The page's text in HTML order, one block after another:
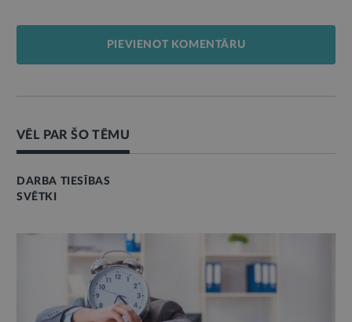
PIEVIENOT KOMENTĀRU
VĒL PAR ŠO TĒMU
DARBA TIESĪBAS
SVĒTKI